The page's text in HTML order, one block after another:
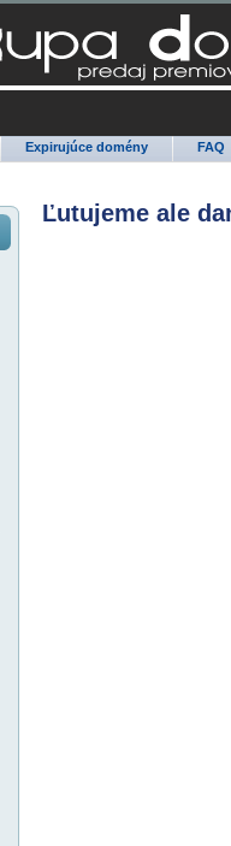
Expirujúce domény FAQ
Ľutujeme ale